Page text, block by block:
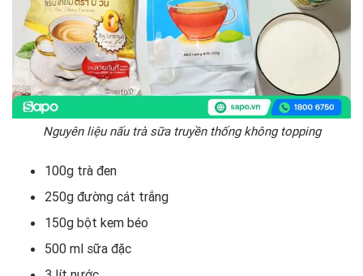
Nguyên liệu nấu trà sữa truyền thống không topping
100g trà đen
250g đường cát trắng
150g bột kem béo
500 ml sữa đặc